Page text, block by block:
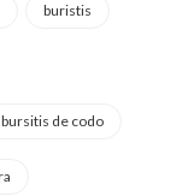
buristis
bursitis de codo